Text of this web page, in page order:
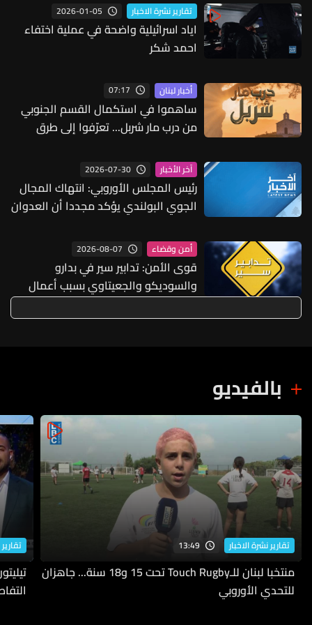
تقارير نشرة الاخبار 2026-01-05
اياد اسرائيلية واضحة في عملية اختفاء
احمد شكر
أخبار لبنان 07:17
ساهموا في استكمال القسم الجنوبي
من درب مار شربل... تعرّفوا إلى طرق
وأوروبا
آخر الأخبار 2026-07-30
رئيس المجلس الأوروبي: انتهاك المجال
الجوي البولندي يؤكد مجددا أن العدوان
أمن وقضاء 2026-08-07
قوى الأمن: تدابير سير في بدارو
والسوديكو والجعيتاوي بسبب أعمال
برش وتخطيط وتعبيد
بالفيديو
تقارير نشرة الاخبار 13:49
منتخبا لبنان للـTouch Rugby تحت 15 و18 سنة... جاهزان
للتحدي الأوروبي